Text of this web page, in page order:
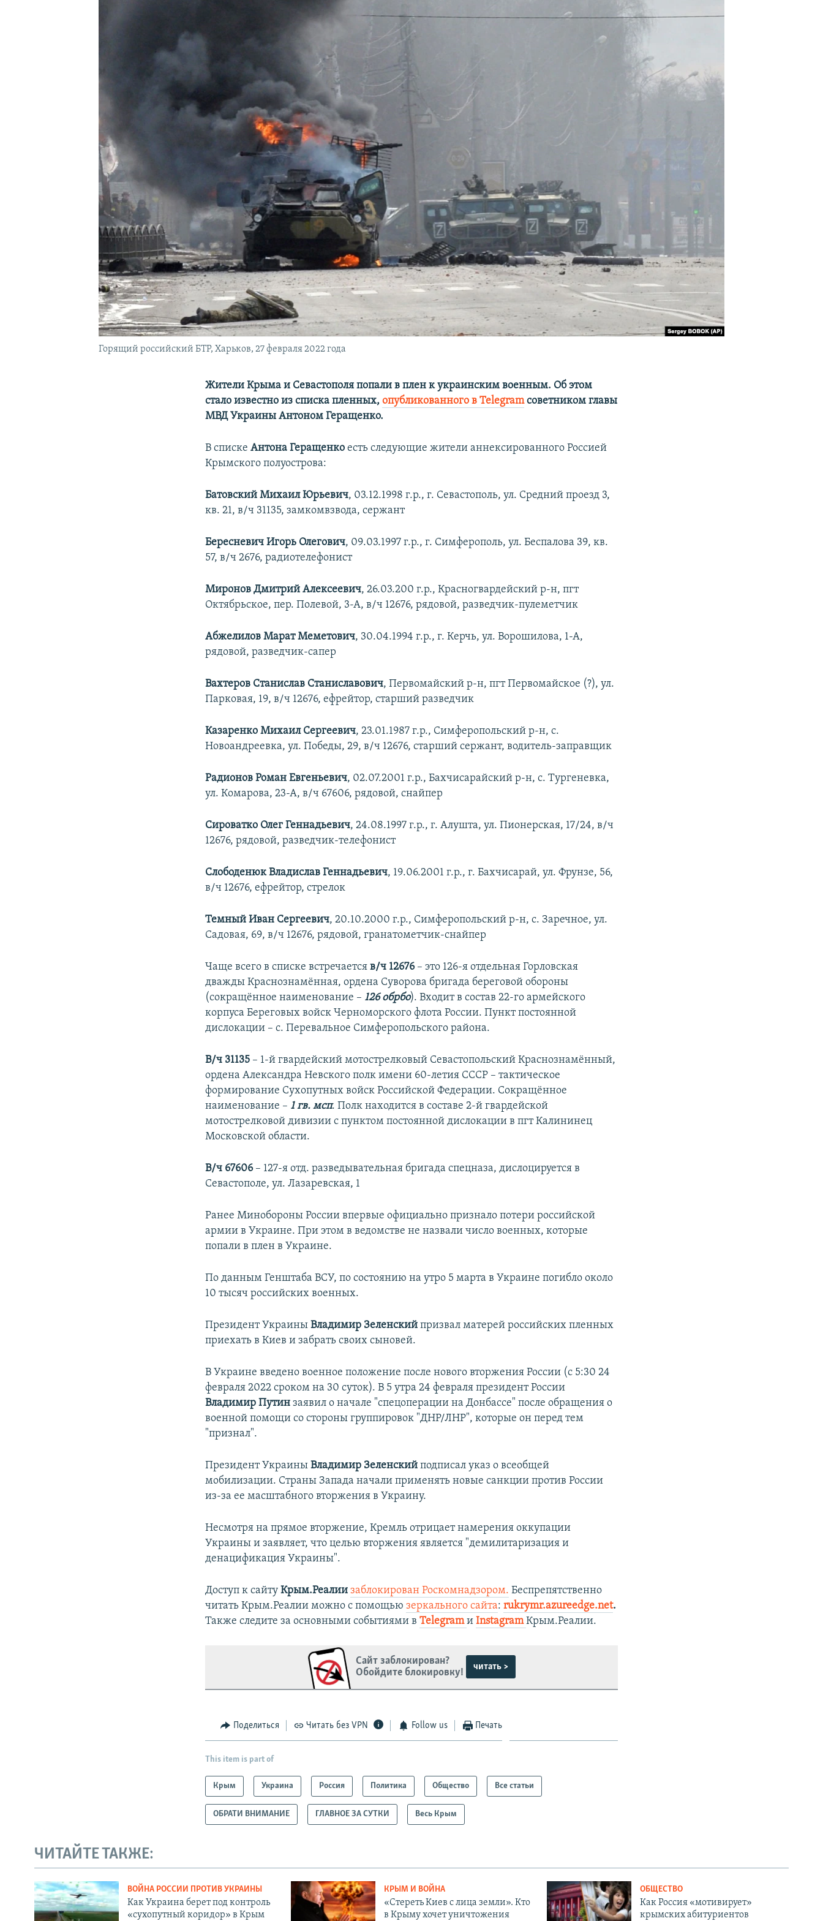
Горящий российский БТР, Харьков, 27 февраля 2022 года
Жители Крыма и Севастополя попали в плен к украинским военным. Об этом
стало известно из списка пленных,опубликованного в Telegramсоветником главы
МВД Украины Антоном Геращенко.
В спискеАнтона Геращенко есть следующие жители аннексированного Россией
Крымского полуострова:
Батовский Михаил Юрьевич, 03.12.1998 г.р., г. Севастополь, ул. Средний проезд 3,
кв. 21, в/ч 31135, замкомвзвода, сержант
Бересневич Игорь Олегович, 09.03.1997 г.р., г. Симферополь, ул. Беспалова 39, кв.
57, в/ч 2676, радиотелефонист
Миронов Дмитрий Алексеевич, 26.03.200 г.р., Красногвардейский р-н, пгт
Октябрьское, пер. Полевой, 3-А, в/ч 12676, рядовой, разведчик-пулеметчик
Абжелилов Марат Меметович, 30.04.1994 г.р., г. Керчь, ул. Ворошилова, 1-А,
рядовой, разведчик-сапер
Вахтеров Станислав Станиславович, Первомайский р-н, пгт Первомайское (?), ул.
Парковая, 19, в/ч 12676, ефрейтор, старший разведчик
Казаренко Михаил Сергеевич, 23.01.1987 г.р., Симферопольский р-н, с.
Новоандреевка, ул. Победы, 29, в/ч 12676, старший сержант, водитель-заправщик
Радионов Роман Евгеньевич, 02.07.2001 г.р., Бахчисарайский р-н, с. Тургеневка,
ул. Комарова, 23-А, в/ч 67606, рядовой, снайпер
Сироватко Олег Геннадьевич, 24.08.1997 г.р., г. Алушта, ул. Пионерская, 17/24, в/ч
12676, рядовой, разведчик-телефонист
Слободенюк Владислав Геннадьевич, 19.06.2001 г.р., г. Бахчисарай, ул. Фрунзе, 56,
в/ч 12676, ефрейтор, стрелок
Темный Иван Сергеевич, 20.10.2000 г.р., Симферопольский р-н, с. Заречное, ул.
Садовая, 69, в/ч 12676, рядовой, гранатометчик-снайпер
Чаще всего в списке встречаетсяв/ч 12676– это 126-я отдельная Горловская
дважды Краснознамённая, ордена Суворова бригада береговой обороны
(cокращённое наименование – 126 обрбо). Входит в состав 22-го армейского
корпуса Береговых войск Черноморского флота России. Пункт постоянной
дислокации – с. Перевальное Симферопольского района.
В/ч 31135 – 1-й гвардейский мотострелковый Севастопольский Краснознамённый,
ордена Александра Невского полк имени 60-летия СССР – тактическое
формирование Сухопутных войск Российской Федерации. Сокращённое
наименование – 1 гв. мсп. Полк находится в составе 2-й гвардейской
мотострелковой дивизии с пунктом постоянной дислокации в пгт Калининец
Московской области.
В/ч 67606 – 127-я отд. разведывательная бригада спецназа, дислоцируется в
Севастополе, ул. Лазаревская, 1
Ранее Минобороны России впервые официально признало потери российской
армии в Украине. При этом в ведомстве не назвали число военных, которые
попали в плен в Украине.
По данным Генштаба ВСУ, по состоянию на утро 5 марта в Украине погибло около
10 тысяч российских военных.
Президент УкраиныВладимир Зеленский призвал матерей российских пленных
приехать в Киев и забрать своих сыновей.
В Украине введено военное положение после нового вторжения России (с 5:30 24
февраля 2022 сроком на 30 суток). В 5 утра 24 февраля президент России
Владимир Путин заявил о начале "спецоперации на Донбассе" после обращения о
военной помощи со стороны группировок "ДНР/ЛНР", которые он перед тем
"признал".
Президент УкраиныВладимир Зеленский подписал указ о всеобщей
мобилизации. Страны Запада начали применять новые санкции против России
из-за ее масштабного вторжения в Украину.
Несмотря на прямое вторжение, Кремль отрицает намерения оккупации
Украины и заявляет, что целью вторжения является "демилитаризация и
денацификация Украины".
Доступ к сайтуКрым.Реалии заблокирован Роскомнадзором. Беспрепятственно
читать Крым.Реалии можно с помощьюзеркального сайта:rukrymr.azureedge.net.
Также следите за основными событиями вTelegramиInstagramКрым.Реалии.
Сайт заблокирован?
Обойдите блокировку!
читать >
Поделиться Читать без VPN Follow us Печать
This item is part of
Крым Украина Россия Политика Общество Все статьи
ОБРАТИ ВНИМАНИЕ ГЛАВНОЕ ЗА СУТКИ Весь Крым
ЧИТАЙТЕ ТАКЖЕ:
ВОЙНА РОССИИ ПРОТИВ УКРАИНЫ
Как Украина берет под контроль
«сухопутный коридор» в Крым
КРЫМ И ВОЙНА
«Стереть Киев с лица земли». Кто
в Крыму хочет уничтожения
ОБЩЕСТВО
Как Россия «мотивирует»
крымских абитуриентов